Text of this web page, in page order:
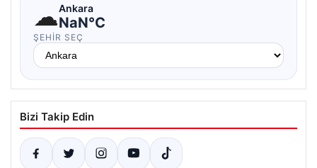
☁Ankara
NaN°C
ŞEHIR SEÇ
Bizi Takip Edin